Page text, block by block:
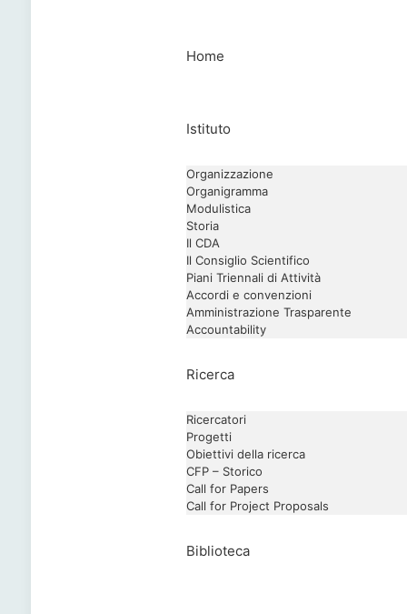
Home
Istituto
Organizzazione
Organigramma
Modulistica
Storia
Il CDA
Il Consiglio Scientifico
Piani Triennali di Attività
Accordi e convenzioni
Amministrazione Trasparente
Accountability
Ricerca
Ricercatori
Progetti
Obiettivi della ricerca
CFP – Storico
Call for Papers
Call for Project Proposals
Biblioteca